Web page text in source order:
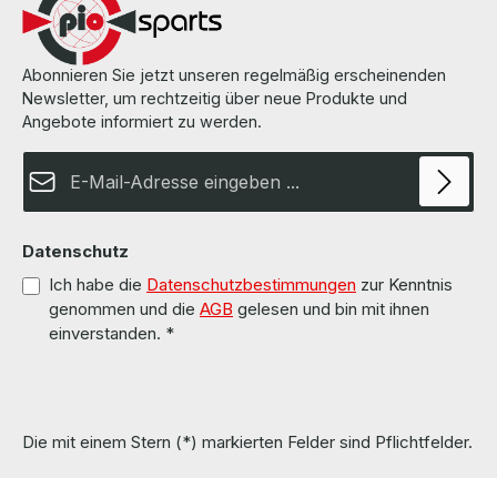
found on the pages of the manufacturer. Weitere Informationen und
Abonnieren Sie jetzt unseren regelmäßig erscheinenden
Newsletter, um rechtzeitig über neue Produkte und
Angebote informiert zu werden.
Datenschutz
Ich habe die Datenschutzbestimmungen zur Kenntnis
genommen und die AGB gelesen und bin mit ihnen
einverstanden. *
Die mit einem Stern (*) markierten Felder sind Pflichtfelder.